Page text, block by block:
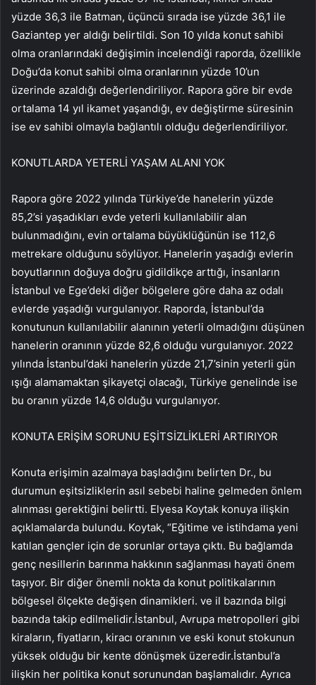
yüzde 36,3 ile Batman, üçüncü sırada ise yüzde 36,1 ile
Gaziantep yer aldığı belirtildi. Son 10 yılda konut sahibi
olma oranlarındaki değişimin incelendiği raporda, özellikle
Doğu’da konut sahibi olma oranlarının yüzde 10’un
üzerinde azaldığı değerlendiriliyor. Rapora göre bir evde
ortalama 14 yıl ikamet yaşandığı, ev değiştirme süresinin
ise ev sahibi olmayla bağlantılı olduğu değerlendiriliyor.
KONUTLARDA YETERLİ YAŞAM ALANI YOK
Rapora göre 2022 yılında Türkiye’de hanelerin yüzde
85,2’si yaşadıkları evde yeterli kullanılabilir alan
bulunmadığını, evin ortalama büyüklüğünün ise 112,6
metrekare olduğunu söylüyor. Hanelerin yaşadığı evlerin
boyutlarının doğuya doğru gidildikçe arttığı, insanların
İstanbul ve Ege’deki diğer bölgelere göre daha az odalı
evlerde yaşadığı vurgulanıyor. Raporda, İstanbul’da
konutunun kullanılabilir alanının yeterli olmadığını düşünen
hanelerin oranının yüzde 82,6 olduğu vurgulanıyor. 2022
yılında İstanbul’daki hanelerin yüzde 21,7’sinin yeterli gün
ışığı alamamaktan şikayetçi olacağı, Türkiye genelinde ise
bu oranın yüzde 14,6 olduğu vurgulanıyor.
KONUTA ERİŞİM SORUNU EŞİTSİZLİKLERİ ARTIRIYOR
Konuta erişimin azalmaya başladığını belirten Dr., bu
durumun eşitsizliklerin asıl sebebi haline gelmeden önlem
alınması gerektiğini belirtti. Elyesa Koytak konuya ilişkin
açıklamalarda bulundu. Koytak, “Eğitime ve istihdama yeni
katılan gençler için de sorunlar ortaya çıktı. Bu bağlamda
genç nesillerin barınma hakkının sağlanması hayati önem
taşıyor. Bir diğer önemli nokta da konut politikalarının
bölgesel ölçekte değişen dinamikleri. ve il bazında bilgi
bazında takip edilmelidir.İstanbul, Avrupa metropolleri gibi
kiraların, fiyatların, kiracı oranının ve eski konut stokunun
yüksek olduğu bir kente dönüşmek üzeredir.İstanbul’a
ilişkin her politika konut sorunundan başlamalıdır. Ayrıca